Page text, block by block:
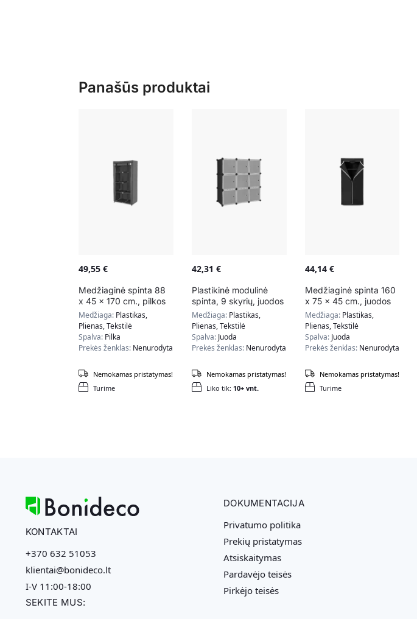
Panašūs produktai
49,55 €
Medžiaginė spinta 88
x 45 x 170 cm., pilkos
spalvos
Medžiaga: Plastikas,
Plienas, Tekstilė
Spalva: Pilka
Prekės ženklas: Nenurodyta
Turime
Nemokamas pristatymas!
42,31 €
Plastikinė modulinė
spinta, 9 skyrių, juodos
spalvos
Medžiaga: Plastikas,
Plienas, Tekstilė
Spalva: Juoda
Prekės ženklas: Nenurodyta
Liko tik: 10+ vnt.
Nemokamas pristatymas!
44,14 €
Medžiaginė spinta 160
x 75 x 45 cm., juodos
spalvos
Medžiaga: Plastikas,
Plienas, Tekstilė
Spalva: Juoda
Prekės ženklas: Nenurodyta
Turime
Nemokamas pristatymas!
KONTAKTAI
+370 632 51053
klientai@bonideco.lt
I-V 11:00-18:00
SEKITE MUS:
DOKUMENTACIJA
Privatumo politika
Prekių pristatymas
Atsiskaitymas
Pardavėjo teisės
Pirkėjo teisės